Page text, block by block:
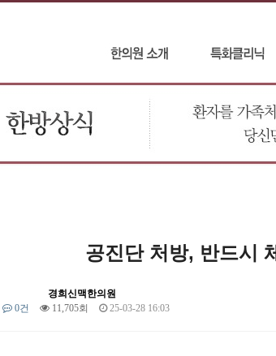
공진단 처방, 반드시
경희신맥한의원
0건
11,705회 25-03-28 16:03